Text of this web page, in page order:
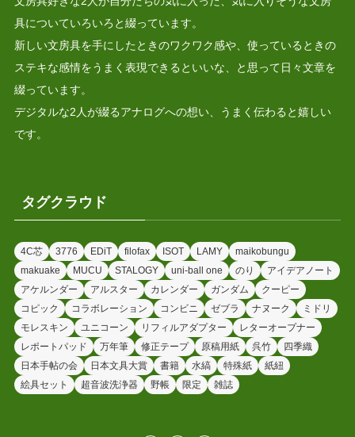
具についていろいろと綴っています。
新しい文房具を手にしたときのワクワク感や、使っているときの
ステキな感情をうまく表現できるといいな、と思って日々文章を
綴っています。
デジタルな2人が綴るアナログへの想い、うまく伝わると嬉しい
です。
タグクラウド
4C芯 3776 EDiT filofax ISOT LAMY
maikobungu
makuake
MUCU STALOGY uni-ball one のり
アイデアノート
アケルンダー
アルスター カレンダー ガンダム
クーピー
コピック
コラボレーション コンビニ ゼブラ ナヌーク
ミドリ
モレスキン
ユニコーン リフィルアダプター
レターオープナー
レポートパッド
万年筆 修正テープ 原稿用紙 呉竹
四季織
日本手帖の会
日本文具大賞 書籍 水縞 特殊紙
紙紐
絵具セット
超音波洗浄器 野帳 限定 雑誌